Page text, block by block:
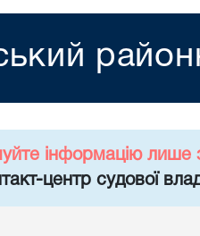
інформацію лише
центр судової